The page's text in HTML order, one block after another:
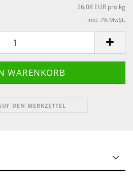
26,08 EUR pro kg
inkl. 7% MwSt.
DEN MERKZETTEL